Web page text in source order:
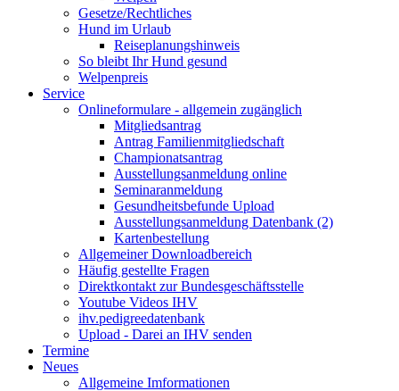
Gesetze/Rechtliches
Hund im Urlaub
Reiseplanungshinweis
So bleibt Ihr Hund gesund
Welpenpreis
Service
Onlineformulare - allgemein zugänglich
Mitgliedsantrag
Antrag Familienmitgliedschaft
Championatsantrag
Ausstellungsanmeldung online
Seminaranmeldung
Gesundheitsbefunde Upload
Ausstellungsanmeldung Datenbank (2)
Kartenbestellung
Allgemeiner Downloadbereich
Häufig gestellte Fragen
Direktkontakt zur Bundesgeschäftsstelle
Youtube Videos IHV
ihv.pedigreedatenbank
Upload - Darei an IHV senden
Termine
Neues
Allgemeine Imformationen